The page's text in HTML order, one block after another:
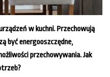
w kuchni. Przechowują
być energooszczędne,
przechowywania. Jak